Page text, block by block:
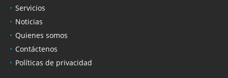
Servicios
Noticias
Quienes somos
Contáctenos
Políticas de privacidad